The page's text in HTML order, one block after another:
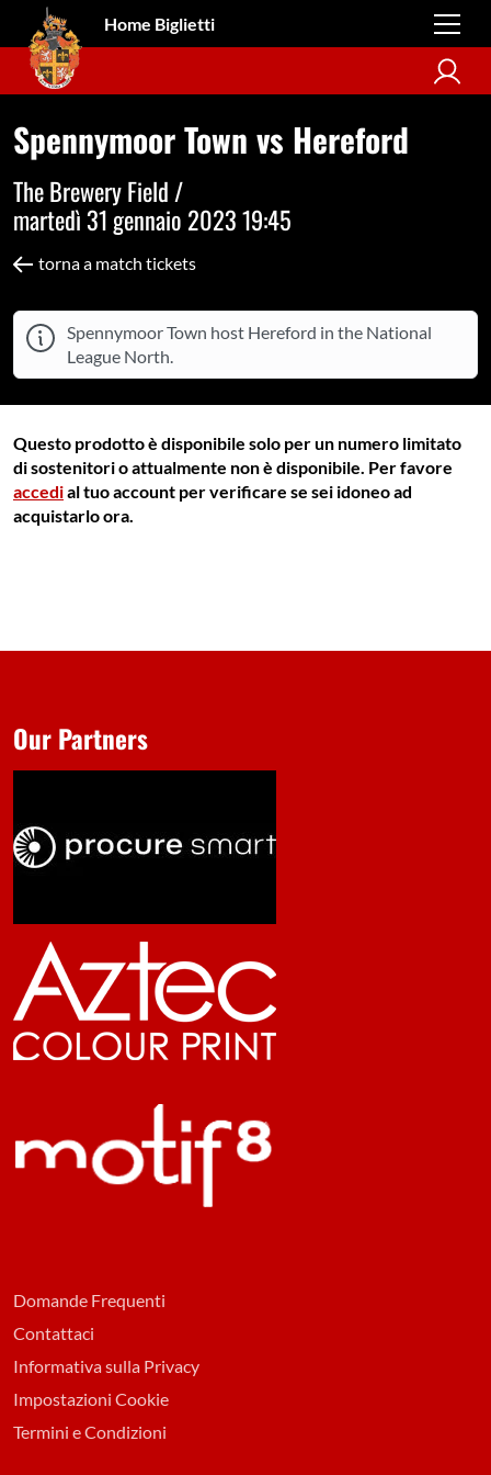
Home Biglietti
Spennymoor Town vs Hereford
The Brewery Field /
martedì 31 gennaio 2023 19:45
torna a match tickets
Spennymoor Town host Hereford in the National
League North.
Questo prodotto è disponibile solo per un numero limitato
di sostenitori o attualmente non è disponibile. Per favore
accedial tuo account per verificare se sei idoneo ad
acquistarlo ora.
Domande Frequenti
Contattaci
Informativa sulla Privacy
Impostazioni Cookie
Termini e Condizioni
Our Partners